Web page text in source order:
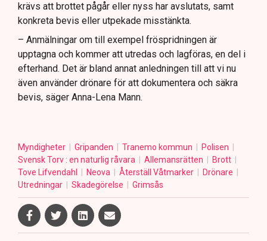
krävs att brottet pågår eller nyss har avslutats, samt
konkreta bevis eller utpekade misstänkta.
– Anmälningar om till exempel fröspridningen är
upptagna och kommer att utredas och lagföras, en del i
efterhand. Det är bland annat anledningen till att vi nu
även använder drönare för att dokumentera och säkra
bevis, säger Anna-Lena Mann.
Myndigheter Gripanden Tranemo kommun
Polisen
Svensk Torv : en naturlig råvara
Allemansrätten
Brott
Tove Lifvendahl
Neova Återställ Våtmarker
Drönare
Utredningar
Skadegörelse Grimsås